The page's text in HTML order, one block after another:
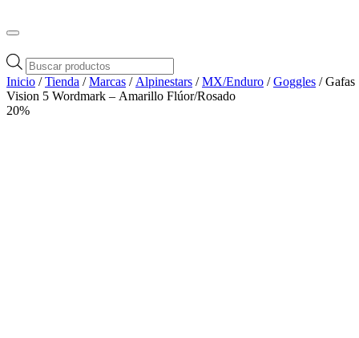
Búsqueda
de
productos
Inicio /Tienda /Marcas / Alpinestars /MX/Enduro /Goggles / Gafas
Vision 5 Wordmark – Amarillo Flúor/Rosado
20%